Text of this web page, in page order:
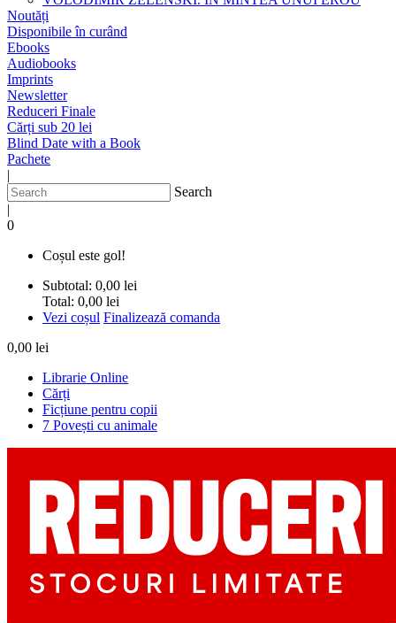
Noutăți
Disponibile în curând
Ebooks
Audiobooks
Imprints
Newsletter
Reduceri Finale
Cărți sub 20 lei
Blind Date with a Book
Pachete
|
Search
|
0
Coșul este gol!
Subtotal: 0,00 lei
Total: 0,00 lei
Vezi coșul Finalizează comanda
0,00 lei
Librarie Online
Cărți
Ficțiune pentru copii
7 Povești cu animale